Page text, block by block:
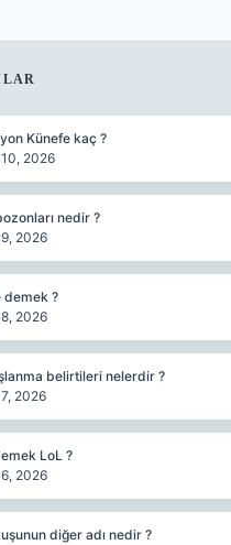
Künefe kaç ?
2026
nedir ?
2026
demek ?
2026
belirtileri nelerdir ?
2026
LoL ?
2026
diğer adı nedir ?